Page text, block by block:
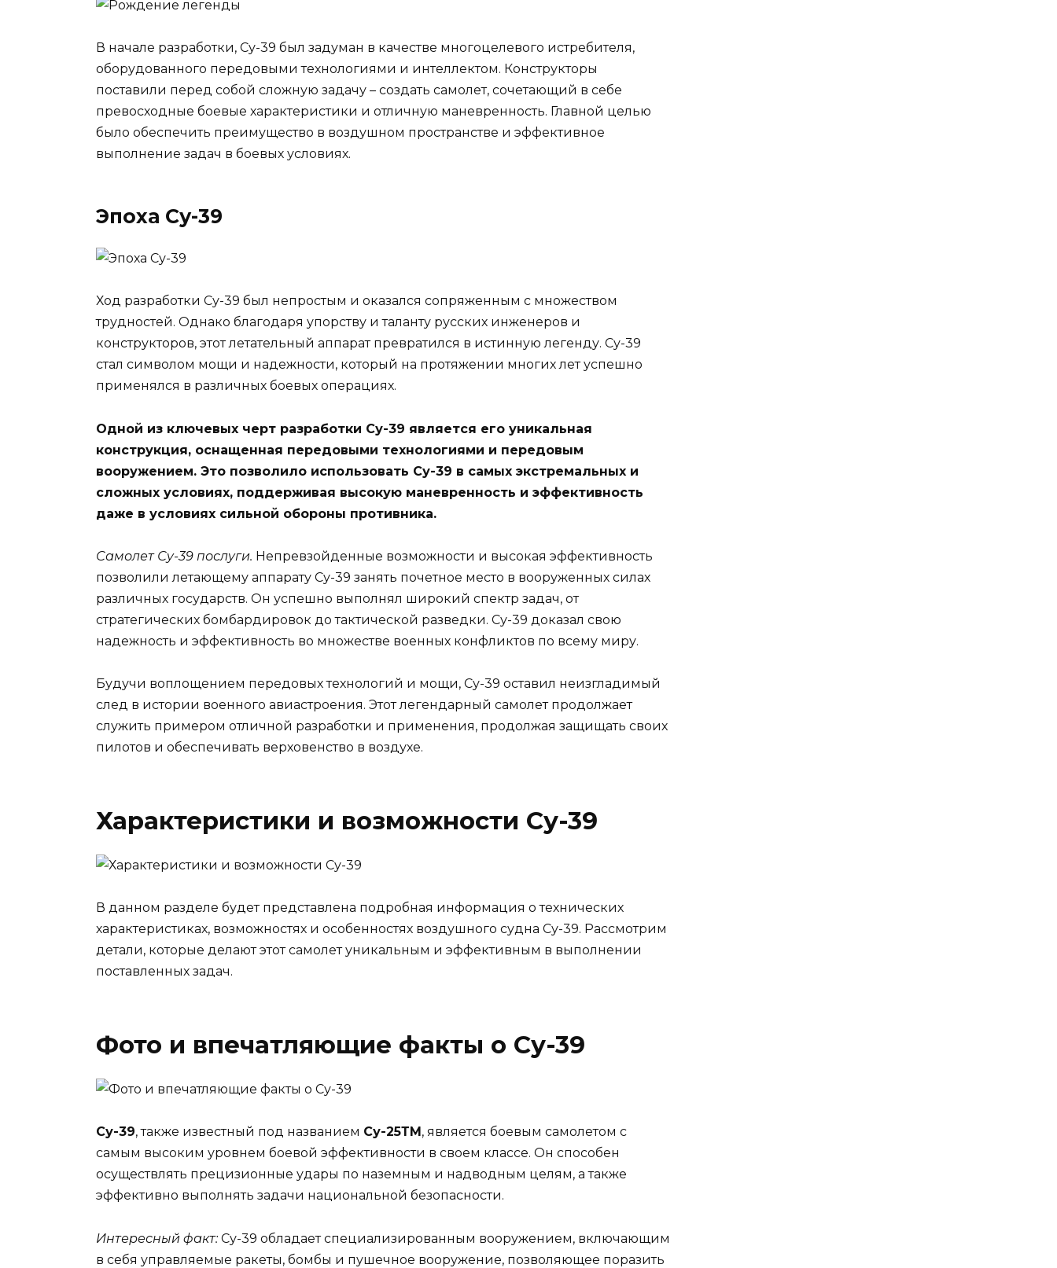
В начале разработки, Су-39 был задуман в качестве многоцелевого истребителя,
оборудованного передовыми технологиями и интеллектом. Конструкторы
поставили перед собой сложную задачу – создать самолет, сочетающий в себе
превосходные боевые характеристики и отличную маневренность. Главной целью
было обеспечить преимущество в воздушном пространстве и эффективное
выполнение задач в боевых условиях.
Эпоха Су-39
Ход разработки Су-39 был непростым и оказался сопряженным с множеством
трудностей. Однако благодаря упорству и таланту русских инженеров и
конструкторов, этот летательный аппарат превратился в истинную легенду. Су-39
стал символом мощи и надежности, который на протяжении многих лет успешно
применялся в различных боевых операциях.
Одной из ключевых черт разработки Су-39 является его уникальная
конструкция, оснащенная передовыми технологиями и передовым
вооружением. Это позволило использовать Су-39 в самых экстремальных и
сложных условиях, поддерживая высокую маневренность и эффективность
даже в условиях сильной обороны противника.
Самолет Су-39 послуги. Непревзойденные возможности и высокая эффективность
позволили летающему аппарату Су-39 занять почетное место в вооруженных силах
различных государств. Он успешно выполнял широкий спектр задач, от
стратегических бомбардировок до тактической разведки. Су-39 доказал свою
надежность и эффективность во множестве военных конфликтов по всему миру.
Будучи воплощением передовых технологий и мощи, Су-39 оставил неизгладимый
след в истории военного авиастроения. Этот легендарный самолет продолжает
служить примером отличной разработки и применения, продолжая защищать своих
пилотов и обеспечивать верховенство в воздухе.
Характеристики и возможности Су-39
В данном разделе будет представлена подробная информация о технических
характеристиках, возможностях и особенностях воздушного судна Су-39. Рассмотрим
детали, которые делают этот самолет уникальным и эффективным в выполнении
поставленных задач.
Фото и впечатляющие факты о Су-39
Су-39, также известный под названием Су-25ТМ , является боевым самолетом с
самым высоким уровнем боевой эффективности в своем классе. Он способен
осуществлять прецизионные удары по наземным и надводным целям, а также
эффективно выполнять задачи национальной безопасности.
Интересный факт:Су-39 обладает специализированным вооружением, включающим
в себя управляемые ракеты, бомбы и пушечное вооружение, позволяющее поразить